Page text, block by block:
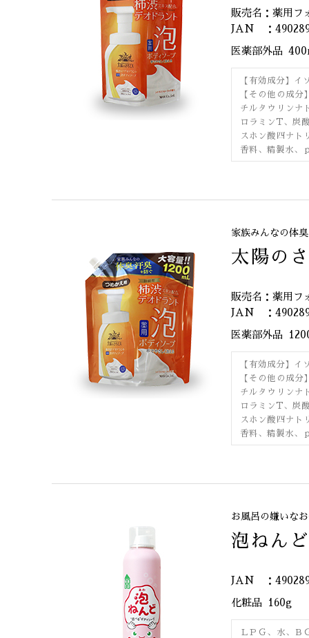
販売名：薬用フ
JAN ：
医薬部外品
【有効成分】イ
【その他の成
チルタウリンナ
ロラミンT、炭
スホン酸四ナト
香料、精製水、
家族みんなの体
太陽の
販売名：薬用フ
JAN ：
医薬部外品
【有効成分】イ
【その他の成
チルタウリンナ
ロラミンT、炭
スホン酸四ナト
香料、精製水、
お風呂の嫌いな
泡ねん
JAN ：
化粧品 160g
ＬＰＧ、水、